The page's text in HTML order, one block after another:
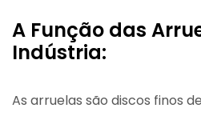
A Função das
Indústria:
As arruelas são discos finos